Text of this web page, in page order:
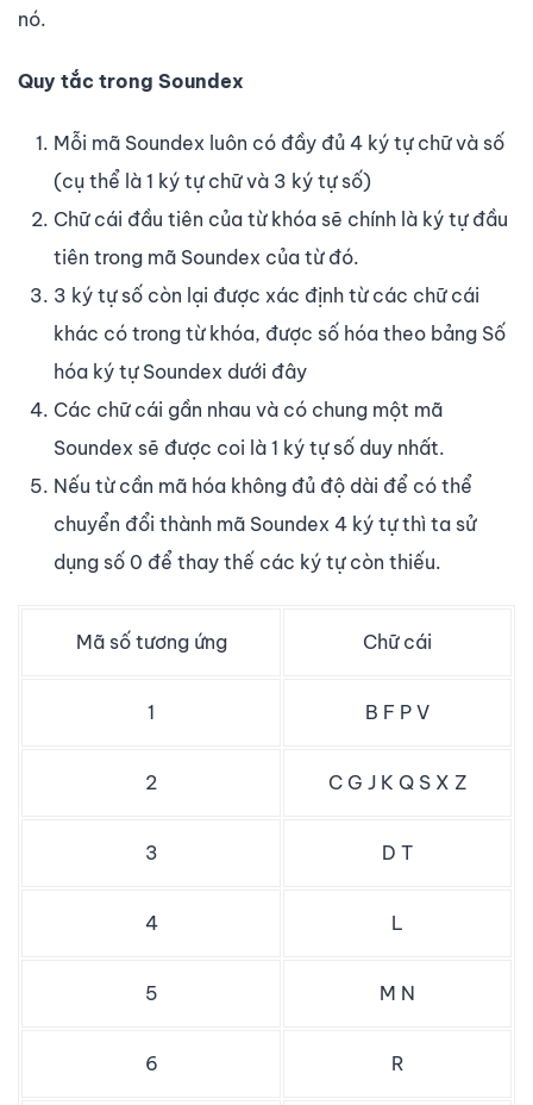
nó.
Quy tắc trong Soundex
Mỗi mã Soundex luôn có đầy đủ 4 ký tự chữ và số
(cụ thể là 1 ký tự chữ và 3 ký tự số)
Chữ cái đầu tiên của từ khóa sẽ chính là ký tự đầu
tiên trong mã Soundex của từ đó.
3 ký tự số còn lại được xác định từ các chữ cái
khác có trong từ khóa, được số hóa theo bảng Số
hóa ký tự Soundex dưới đây
Các chữ cái gần nhau và có chung một mã
Soundex sẽ được coi là 1 ký tự số duy nhất.
Nếu từ cần mã hóa không đủ độ dài để có thể
chuyển đổi thành mã Soundex 4 ký tự thì ta sử
dụng số 0 để thay thế các ký tự còn thiếu.
Mã số tương ứng Chữ cái
1 B F P V
2 C G J K Q S X Z
3 D T
4 L
5 M N
6 R